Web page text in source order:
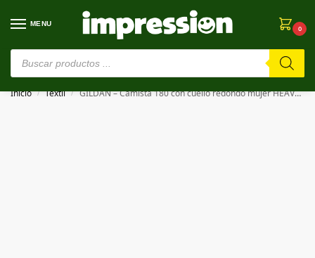
MENU
0
⚠️ Estamos en pruebas. Si algo falla, ¡Perdón!⚠️
Inicio / Textil / GILDAN – Camista 180 con cuello redondo mujer HEAVY COTTON LADIES’ T-SHIRT